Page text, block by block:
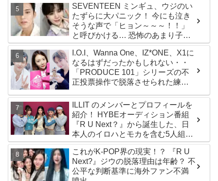
SEVENTEEN ミンギュ、ウジのい
たずらに大パニック！ 今にも泣き
そうな声で「ヒョン～～～！！」
と呼びかける… 恐怖のあまり子供
のように駆け出す姿がかわいい
I.O.I、Wanna One、IZ*ONE、X1に
なるはずだったかもしれない・・
「PRODUCE 101」シリーズの不
正投票操作で脱落させられた練習
ILLIT のメンバーとプロフィールを
紹介！ HYBEオーディション番組
『R U Next？』から誕生した、日
本人のイロハとモカを含む5人組ガ
ールズグループ！ デビュー曲
「Magnetic」がいきなりの大ヒッ
ト
これがK-POP界の現実！？ 『R U
Next?』ジウの脱落理由は年齢？ 不
公平な判断基準に海外ファン不満